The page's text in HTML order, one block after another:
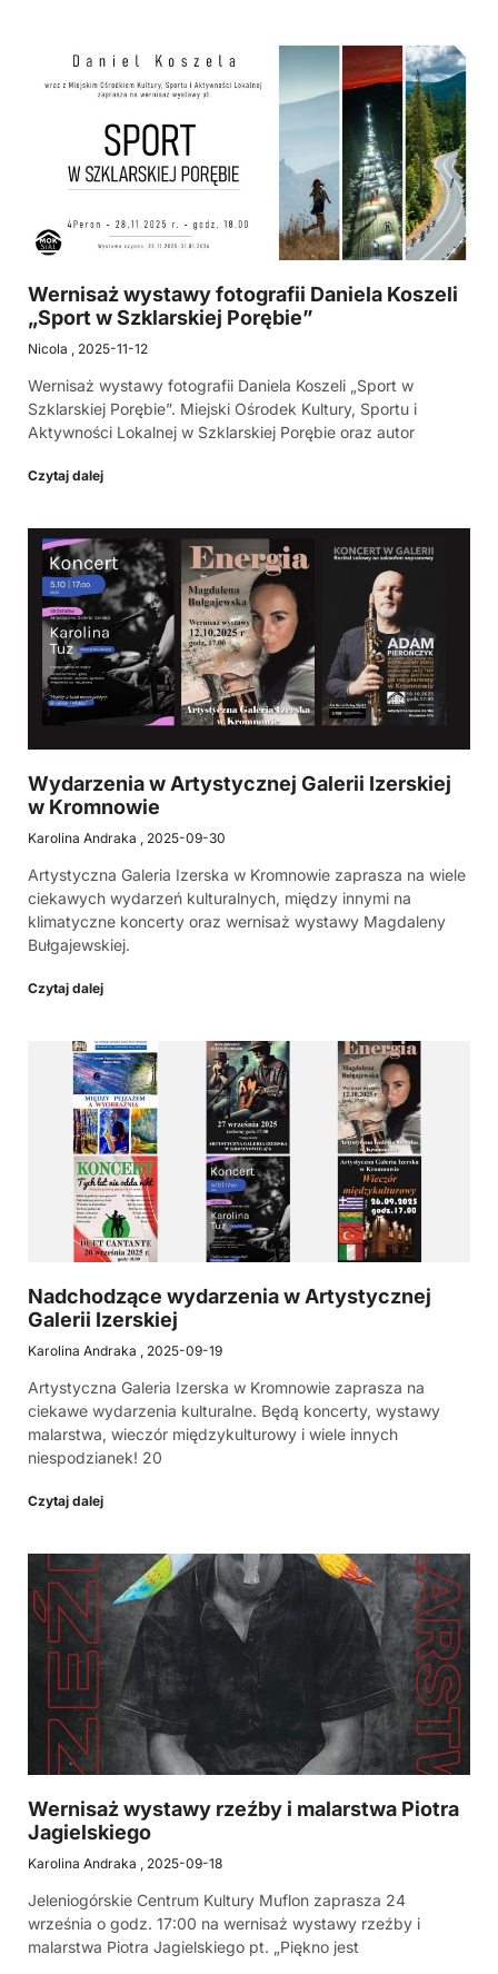
Wernisaż wystawy fotografii Daniela Koszeli
„Sport w Szklarskiej Porębie”
Nicola 2025-11-12
Wernisaż wystawy fotografii Daniela Koszeli „Sport w
Szklarskiej Porębie”. Miejski Ośrodek Kultury, Sportu i
Aktywności Lokalnej w Szklarskiej Porębie oraz autor
Czytaj dalej
Wydarzenia w Artystycznej Galerii Izerskiej
w Kromnowie
Karolina Andraka 2025-09-30
Artystyczna Galeria Izerska w Kromnowie zaprasza na wiele
ciekawych wydarzeń kulturalnych, między innymi na
klimatyczne koncerty oraz wernisaż wystawy Magdaleny
Bułgajewskiej.
Czytaj dalej
Nadchodzące wydarzenia w Artystycznej
Galerii Izerskiej
Karolina Andraka 2025-09-19
Artystyczna Galeria Izerska w Kromnowie zaprasza na
ciekawe wydarzenia kulturalne. Będą koncerty, wystawy
malarstwa, wieczór międzykulturowy i wiele innych
niespodzianek! 20
Czytaj dalej
Wernisaż wystawy rzeźby i malarstwa Piotra
Jagielskiego
Karolina Andraka 2025-09-18
Jeleniogórskie Centrum Kultury Muflon zaprasza 24
września o godz. 17:00 na wernisaż wystawy rzeźby i
malarstwa Piotra Jagielskiego pt. „Piękno jest